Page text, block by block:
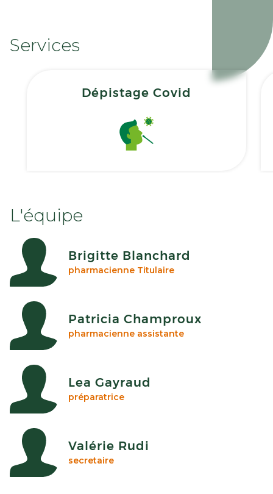
Services
Dépistage Covid
L'équipe
Brigitte Blanchard
pharmacienne Titulaire
Patricia Champroux
pharmacienne assistante
Lea Gayraud
préparatrice
Valérie Rudi
secretaire